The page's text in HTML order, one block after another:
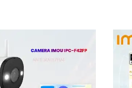
rõ nét và chi tiết